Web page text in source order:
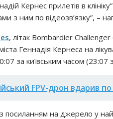
Кернес прилетів в
з ним по відеозв’язку”, –
, літак Bombardier
Геннадія Кернеса на
за київським часом (23:07
FPV-дрон вдарив
посиланням на джерело у